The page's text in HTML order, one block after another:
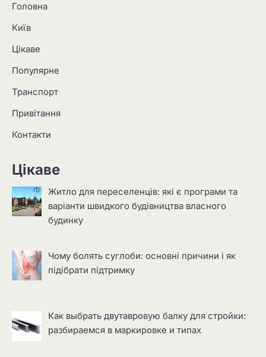
Головна
Київ
Цікаве
Популярне
Транспорт
Привітання
Контакти
Цікаве
Житло для переселенців: які є програми та
варіанти швидкого будівництва власного
будинку
Чому болять суглоби: основні причини і як
підібрати підтримку
Как выбрать двутавровую балку для стройки:
разбираемся в маркировке и типах